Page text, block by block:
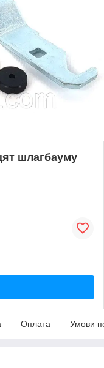
шлагбауму
Оплата Умови